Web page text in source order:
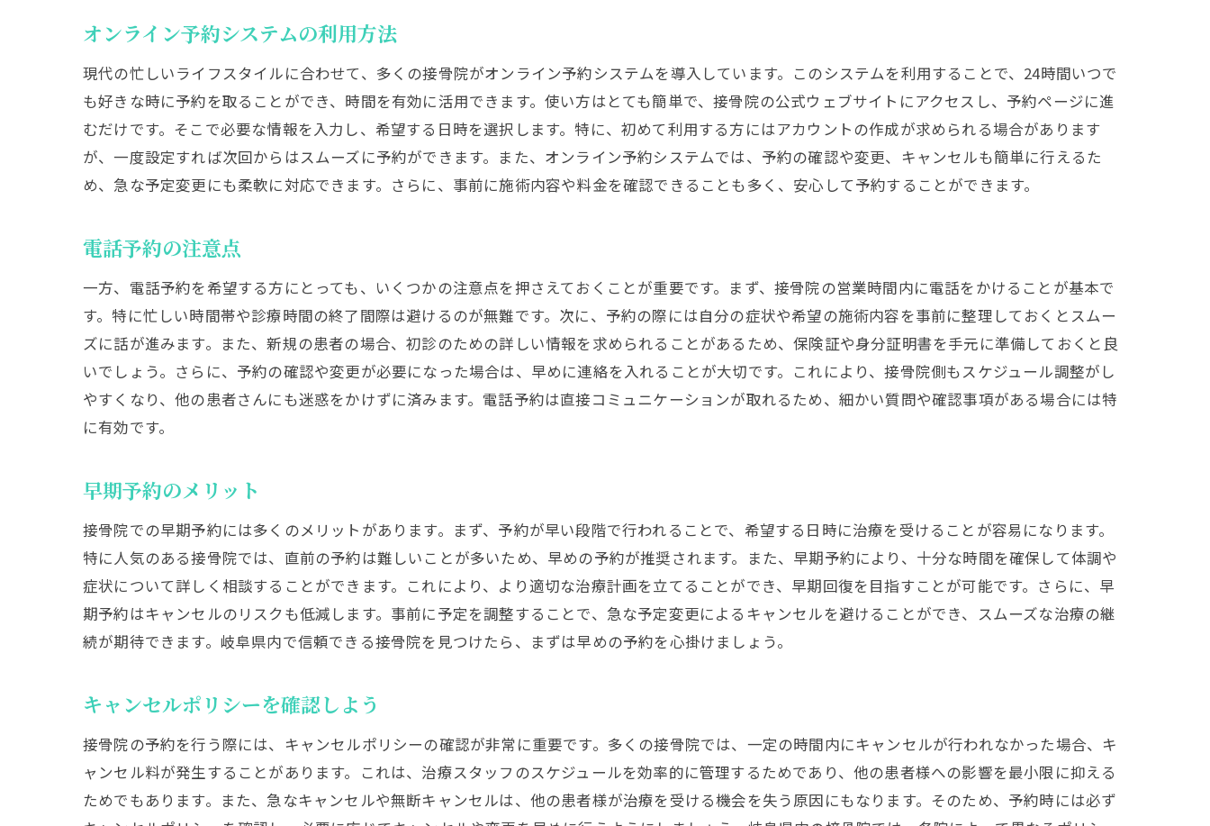
オンライン予約システムの利用方法
現代の忙しいライフスタイルに合わせて、多くの接骨院がオンライン予約システムを導入しています。このシステムを利用することで、24時間いつで
も好きな時に予約を取ることができ、時間を有効に活用できます。使い方はとても簡単で、接骨院の公式ウェブサイトにアクセスし、予約ページに進
むだけです。そこで必要な情報を入力し、希望する日時を選択します。特に、初めて利用する方にはアカウントの作成が求められる場合があります
が、一度設定すれば次回からはスムーズに予約ができます。また、オンライン予約システムでは、予約の確認や変更、キャンセルも簡単に行えるた
め、急な予定変更にも柔軟に対応できます。さらに、事前に施術内容や料金を確認できることも多く、安心して予約することができます。
電話予約の注意点
一方、電話予約を希望する方にとっても、いくつかの注意点を押さえておくことが重要です。まず、接骨院の営業時間内に電話をかけることが基本で
す。特に忙しい時間帯や診療時間の終了間際は避けるのが無難です。次に、予約の際には自分の症状や希望の施術内容を事前に整理しておくとスムー
ズに話が進みます。また、新規の患者の場合、初診のための詳しい情報を求められることがあるため、保険証や身分証明書を手元に準備しておくと良
いでしょう。さらに、予約の確認や変更が必要になった場合は、早めに連絡を入れることが大切です。これにより、接骨院側もスケジュール調整がし
やすくなり、他の患者さんにも迷惑をかけずに済みます。電話予約は直接コミュニケーションが取れるため、細かい質問や確認事項がある場合には特
に有効です。
早期予約のメリット
接骨院での早期予約には多くのメリットがあります。まず、予約が早い段階で行われることで、希望する日時に治療を受けることが容易になります。
特に人気のある接骨院では、直前の予約は難しいことが多いため、早めの予約が推奨されます。また、早期予約により、十分な時間を確保して体調や
症状について詳しく相談することができます。これにより、より適切な治療計画を立てることができ、早期回復を目指すことが可能です。さらに、早
期予約はキャンセルのリスクも低減します。事前に予定を調整することで、急な予定変更によるキャンセルを避けることができ、スムーズな治療の継
続が期待できます。岐阜県内で信頼できる接骨院を見つけたら、まずは早めの予約を心掛けましょう。
キャンセルポリシーを確認しよう
接骨院の予約を行う際には、キャンセルポリシーの確認が非常に重要です。多くの接骨院では、一定の時間内にキャンセルが行われなかった場合、キ
ャンセル料が発生することがあります。これは、治療スタッフのスケジュールを効率的に管理するためであり、他の患者様への影響を最小限に抑える
ためでもあります。また、急なキャンセルや無断キャンセルは、他の患者様が治療を受ける機会を失う原因にもなります。そのため、予約時には必ず